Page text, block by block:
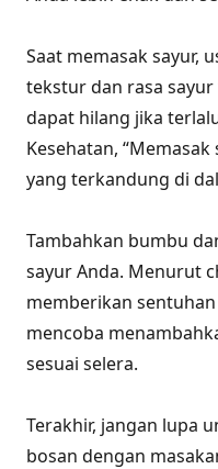
Saat memasak sayur,
tekstur dan rasa
dapat hilang jika
Kesehatan,
yang terkandung di
Tambahkan bumbu
sayur Anda. Menurut
memberikan sentuhan
mencoba
sesuai selera.
Terakhir, jangan lupa
bosan dengan